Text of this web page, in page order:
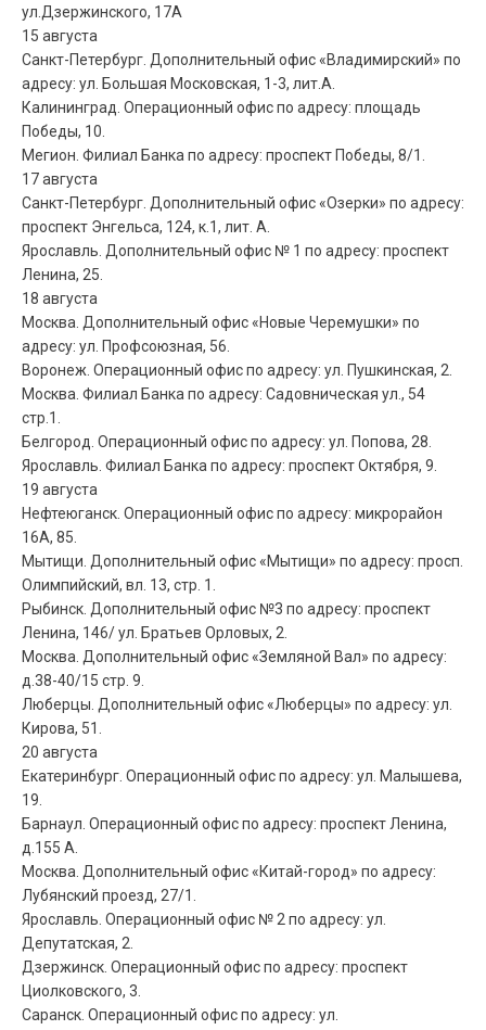
ул.Дзержинского, 17А
15 августа
Санкт-Петербург. Дополнительный офис «Владимирский» по
адресу: ул. Большая Московская, 1-3, лит.А.
Калининград. Операционный офис по адресу: площадь
Победы, 10.
Мегион. Филиал Банка по адресу: проспект Победы, 8/1.
17 августа
Санкт-Петербург. Дополнительный офис «Озерки» по адресу:
проспект Энгельса, 124, к.1, лит. А.
Ярославль. Дополнительный офис № 1 по адресу: проспект
Ленина, 25.
18 августа
Москва. Дополнительный офис «Новые Черемушки» по
адресу: ул. Профсоюзная, 56.
Воронеж. Операционный офис по адресу: ул. Пушкинская, 2.
Москва. Филиал Банка по адресу: Садовническая ул., 54
стр.1.
Белгород. Операционный офис по адресу: ул. Попова, 28.
Ярославль. Филиал Банка по адресу: проспект Октября, 9.
19 августа
Нефтеюганск. Операционный офис по адресу: микрорайон
16А, 85.
Мытищи. Дополнительный офис «Мытищи» по адресу: просп.
Олимпийский, вл. 13, стр. 1.
Рыбинск. Дополнительный офис №3 по адресу: проспект
Ленина, 146/ ул. Братьев Орловых, 2.
Москва. Дополнительный офис «Земляной Вал» по адресу:
д.38-40/15 стр. 9.
Люберцы. Дополнительный офис «Люберцы» по адресу: ул.
Кирова, 51.
20 августа
Екатеринбург. Операционный офис по адресу: ул. Малышева,
19.
Барнаул. Операционный офис по адресу: проспект Ленина,
д.155 А.
Москва. Дополнительный офис «Китай-город» по адресу:
Лубянский проезд, 27/1.
Ярославль. Операционный офис № 2 по адресу: ул.
Депутатская, 2.
Дзержинск. Операционный офис по адресу: проспект
Циолковского, 3.
Саранск. Операционный офис по адресу: ул.